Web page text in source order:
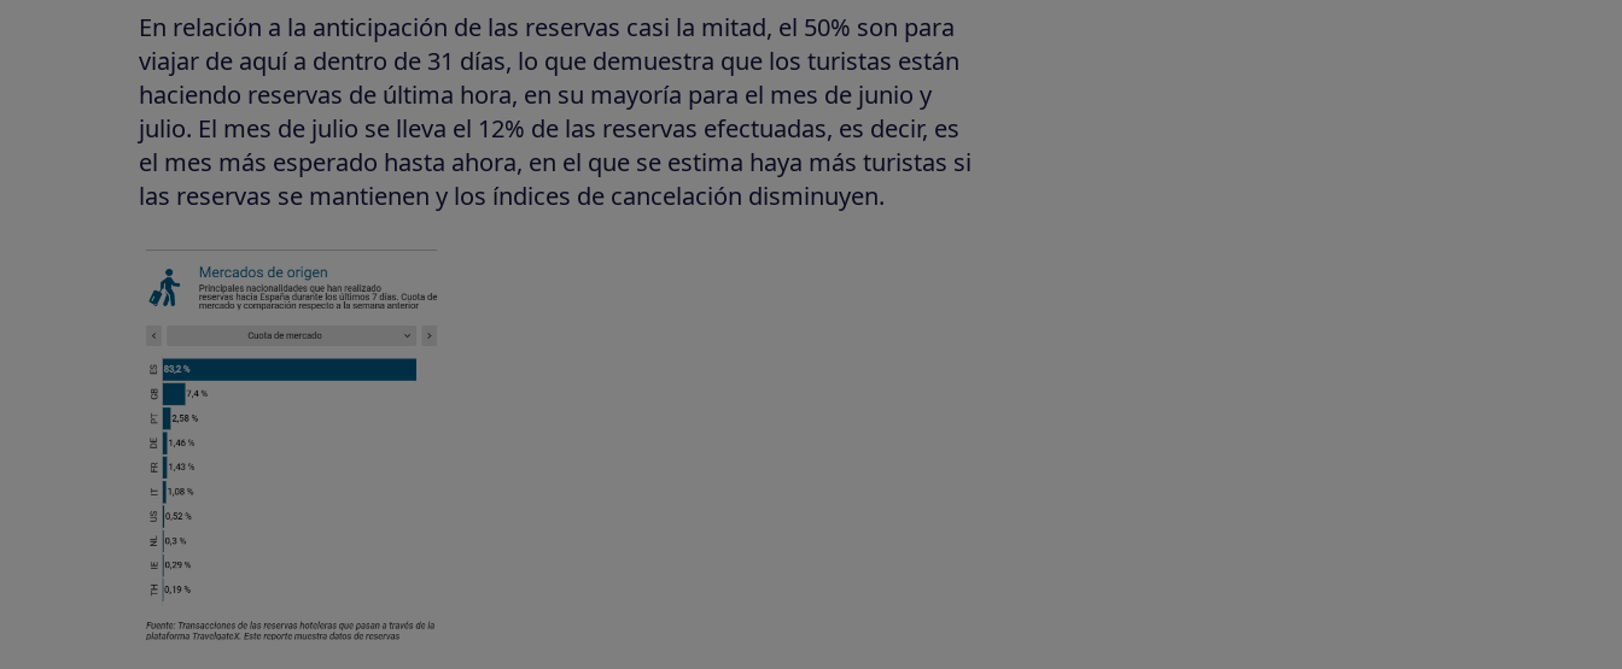
En relación a la anticipación de las reservas casi la mitad, el 50% son para
viajar de aquí a dentro de 31 días, lo que demuestra que los turistas están
haciendo reservas de última hora, en su mayoría para el mes de junio y
julio. El mes de julio se lleva el 12% de las reservas efectuadas, es decir, es
el mes más esperado hasta ahora, en el que se estima haya más turistas si
las reservas se mantienen y los índices de cancelación disminuyen.